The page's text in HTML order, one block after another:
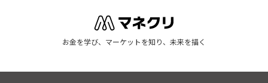
お金を学び、マーケットを知り、未来を描く